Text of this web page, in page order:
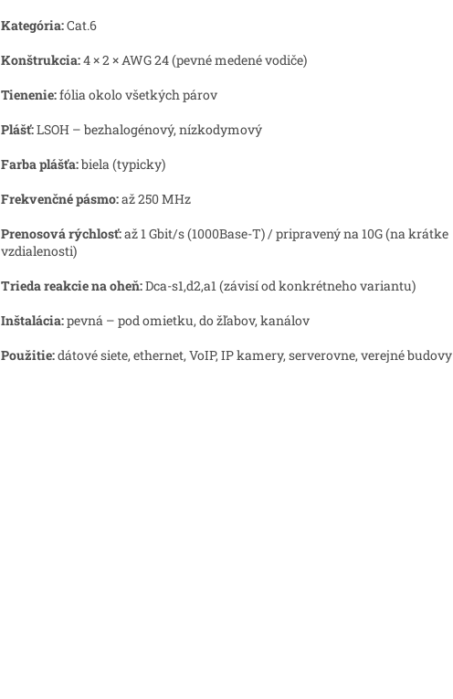
Kategória:Cat.6
Konštrukcia:4 × 2 × AWG 24 (pevné medené vodiče)
Tienenie:fólia okolo všetkých párov
Plášť:LSOH – bezhalogénový, nízkodymový
Farba plášťa:biela (typicky)
Frekvenčné pásmo:až 250 MHz
Prenosová rýchlosť:až 1 Gbit/s (1000Base-T) / pripravený na 10G (na krátke
vzdialenosti)
Trieda reakcie na oheň:Dca-s1,d2,a1 (závisí od konkrétneho variantu)
Inštalácia:pevná – pod omietku, do žľabov, kanálov
Použitie:dátové siete, ethernet, VoIP, IP kamery, serverovne, verejné budovy